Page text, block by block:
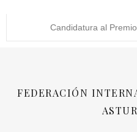
Candidatura al
FEDERACIÓN